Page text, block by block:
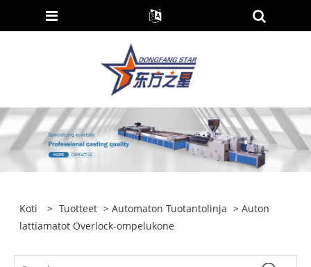
Koti > Tuotteet >Automaton Tuotantolinja > Auton
lattiamatot Overlock-ompelukone